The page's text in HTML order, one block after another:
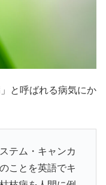
と呼ばれる病気にか
テム・キャンカ
ことを英語でキ